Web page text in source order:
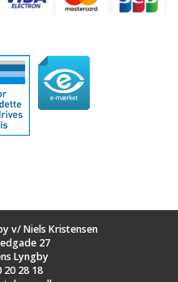
v/ Niels Kristensen
27
Lyngby
20 28 18